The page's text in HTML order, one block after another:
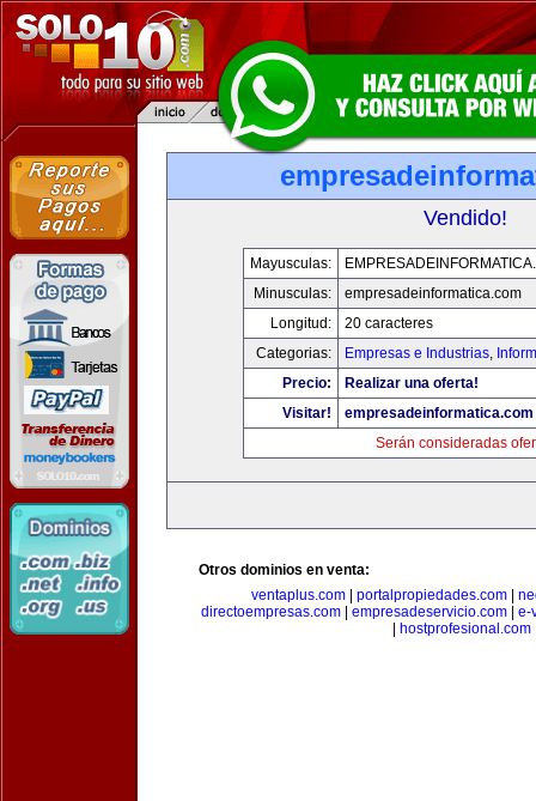
Vendido!
Mayusculas:
Minusculas:
empresadeinformatica.com
Longitud:
20 caracteres
Categorias:
Empresas e Industrias,
Precio:
Realizar una oferta!
Visitar!
empresadeinformatica.com
Serán consideradas
Otros dominios en venta:
ventaplus.com
portalpropiedades.com
directoempresas.com
empresadeservicio.com
e-
hostprofesional.com